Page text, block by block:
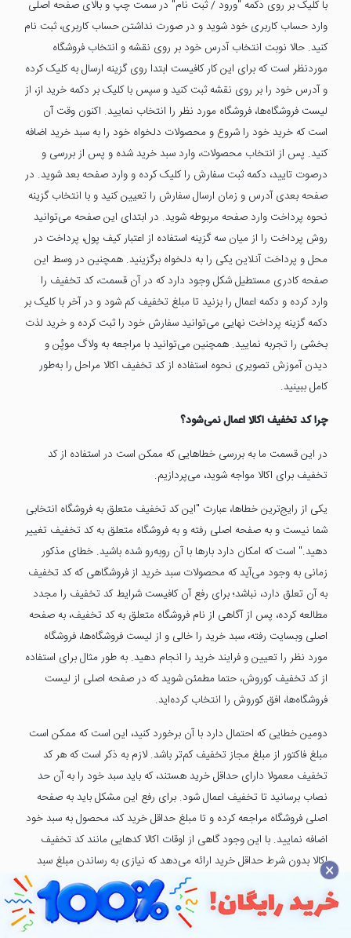
با کلیک بر روی دکمه "ورود / ثبت نام" در سمت چپ و بالای صفحه اصلی
وارد حساب کاربری خود شوید و در صورت نداشتن حساب کاربری، ثبت نام
کنید. حالا نوبت انتخاب آدرس خود بر روی نقشه و انتخاب فروشگاه
موردنظر است که برای این کار کافیست ابتدا روی گزینه ارسال به کلیک کرده
و آدرس خود را بر روی نقشه ثبت کنید و سپس با کلیک بر دکمه خرید از، از
لیست فروشگاه‌ها، فروشگاه مورد نظر را انتخاب نمایید. اکنون وقت آن
است که خرید خود را شروع و محصولات دلخواه خود را به سبد خرید اضافه
کنید. پس از انتخاب محصولات، وارد سبد خرید شده و پس از بررسی و
درصوت تایید، دکمه ثبت سفارش را کلیک کرده و وارد صفحه بعد شوید. در
صفحه بعدی آدرس و زمان ارسال سفارش را تعیین کنید و با انتخاب گزینه
نحوه پرداخت وارد صفحه مربوطه شوید. در ابتدای این صفحه می‌توانید
روش پرداخت را از میان سه گزینه استفاده از اعتبار کیف پول، پرداخت در
محل و پرداخت آنلاین یکی را به دلخواه برگزینید. همچنین در وسط این
صفحه کادری مستطیل شکل وجود دارد که در آن قسمت، کد تخفیف را
وارد کرده و دکمه اعمال را بزنید تا مبلغ تخفیف کم شود و در آخر با کلیک بر
دکمه گزینه پرداخت نهایی می‌توانید سفارش خود را ثبت کرده و خرید لذت
بخشی را تجربه نمایید. همچنین می‌توانید با مراجعه به ولاگ موپُن و
دیدن آموزش تصویری نحوه استفاده از کد تخفیف اکالا مراحل را به‌طور
کامل ببینید.
چرا کد تخفیف اکالا اعمال نمی‌شود؟
در این قسمت ما به بررسی خطاهایی که ممکن است در استفاده از کد
تخفیف برای اکالا مواجه شوید، می‌پردازیم.
یکی از رایج‌ترین خطاها، عبارت "این کد تخفیف متعلق به فروشگاه انتخابی
شما نیست و به صفحه اصلی رفته و به فروشگاه متعلق به کد تخفیف تغییر
دهید." است که امکان دارد بارها با آن روبه‌رو شده باشید. خطای مذکور
زمانی به وجود می‌آید که محصولات سبد خرید از فروشگاهی که کد تخفیف
به آن تعلق دارد، نباشد؛ برای رفع آن کافیست شرایط کد تخفیف را مجدد
مطالعه کرده، پس از آگاهی از نام فروشگاه متعلق به کد تخفیف، به صفحه
اصلی وبسایت رفته، سبد خرید را خالی و از لیست فروشگاه‌ها، فروشگاه
مورد نظر را تعیین و فرایند خرید را انجام دهید. به طور مثال برای استفاده
از کد تخفیف کوروش، حتما مطمئن شوید که در صفحه اصلی از لیست
فروشگاه‌ها، افق کوروش را انتخاب کرده‌اید.
دومین خطایی که احتمال دارد با آن برخورد کنید، این است که ممکن است
مبلغ فاکتور از مبلغ مجاز تخفیف کم‌تر باشد. لازم به ذکر است که هر کد
تخفیف معمولا دارای حداقل خرید هستند، که باید سبد خود را به آن حد
نصاب برسانید تا تخفیف اعمال شود. برای رفع این مشکل باید به صفحه
اصلی فروشگاه مراجعه کرده و تا مبلغ حداقل خرید کد، محصول به سبد خود
اضافه نمایید. با این وجود گاهی از اوقات اکالا کدهایی مانند کد تخفیف
اکالا بدون شرط حداقل خرید ارائه می‌دهد که نیازی به رساندن مبلغ سبد
خرید به رقم خاصی نیست و با کم‌ترین مبلغ که 50 هزار تومان می‌باشد نیز
اعمال می‌شود.
×